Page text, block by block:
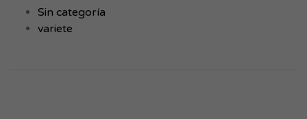
Sin categoría
variete